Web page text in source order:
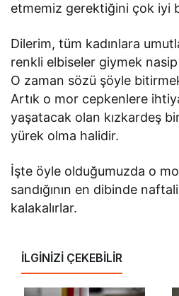
etmemiz gerektiğini çok iyi
Dilerim, tüm kadınlara
renkli elbiseler giymek
O zaman sözü şöyle
Artık o mor cepkenlere
yaşatacak olan kızkardeş
yürek olma halidir.
İşte öyle olduğumuzda o
sandığının en dibinde
kalakalırlar.